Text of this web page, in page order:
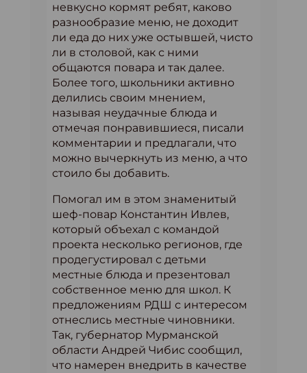
невкусно кормят ребят, каково
разнообразие меню, не доходит
ли еда до них уже остывшей, чисто
ли в столовой, как с ними
общаются повара и так далее.
Более того, школьники активно
делились своим мнением,
называя неудачные блюда и
отмечая понравившиеся, писали
комментарии и предлагали, что
можно вычеркнуть из меню, а что
стоило бы добавить.
Помогал им в этом знаменитый
шеф-повар Константин Ивлев,
который объехал с командой
проекта несколько регионов, где
продегустировал с детьми
местные блюда и презентовал
собственное меню для школ. К
предложениям РДШ с интересом
отнеслись местные чиновники.
Так, губернатор Мурманской
области Андрей Чибис сообщил,
что намерен внедрить в качестве